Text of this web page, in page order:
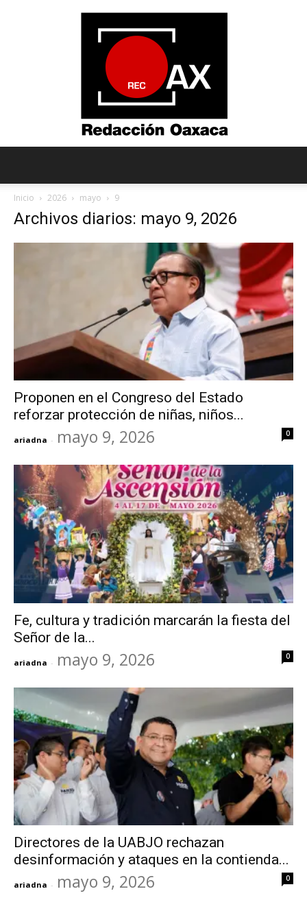
Inicio 2026 mayo 9
Archivos diarios: mayo 9, 2026
Proponen en el Congreso del Estado
reforzar protección de niñas, niños...
ariadna - mayo 9, 2026 0
Fe, cultura y tradición marcarán la fiesta del
Señor de la...
ariadna - mayo 9, 2026 0
Directores de la UABJO rechazan
desinformación y ataques en la contienda...
ariadna - mayo 9, 2026 0